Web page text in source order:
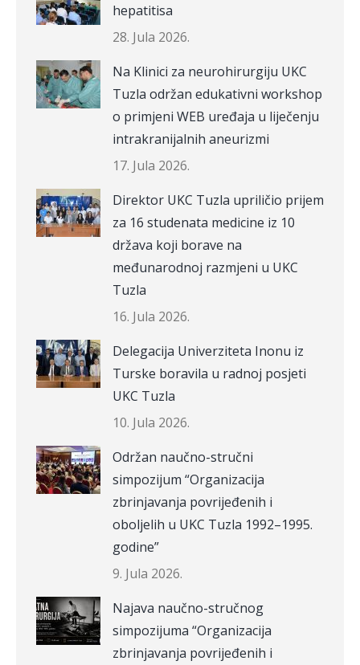
hepatitisa
28. Jula 2026.
Na Klinici za neurohirurgiju UKC
Tuzla održan edukativni workshop
o primjeni WEB uređaja u liječenju
intrakranijalnih aneurizmi
17. Jula 2026.
Direktor UKC Tuzla upriličio prijem
za 16 studenata medicine iz 10
država koji borave na
međunarodnoj razmjeni u UKC
Tuzla
16. Jula 2026.
Delegacija Univerziteta Inonu iz
Turske boravila u radnoj posjeti
UKC Tuzla
10. Jula 2026.
Održan naučno-stručni
simpozijum “Organizacija
zbrinjavanja povrijeđenih i
oboljelih u UKC Tuzla 1992–1995.
godine”
9. Jula 2026.
Najava naučno-stručnog
simpozijuma “Organizacija
zbrinjavanja povrijeđenih i